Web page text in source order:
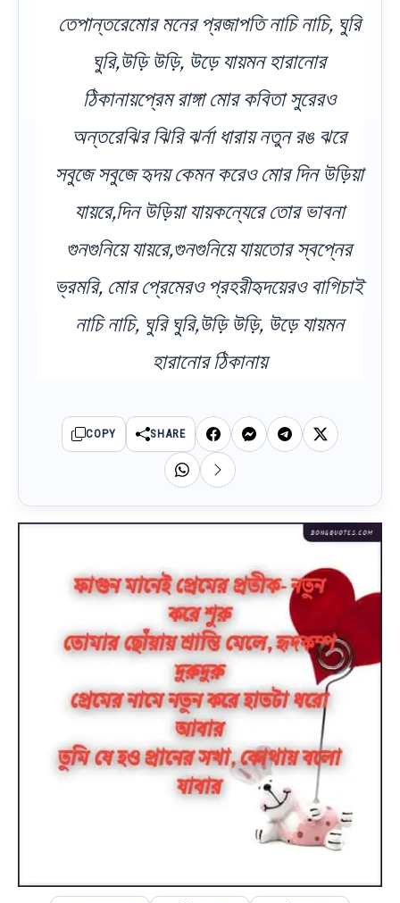
তেপান্তরেমোর মনের প্রজাপতি নাচি নাচি, ঘুরি
ঘুরি,উড়ি উড়ি, উড়ে যায়মন হারানোর
ঠিকানায়প্রেম রাঙ্গা মোর কবিতা সুরেরও
অন্তরেঝির ঝিরি ঝর্না ধারায় নতুন রঙ ঝরে
সবুজে সবুজে হৃদয় কেমন করেও মোর দিন উড়িয়া
যায়রে,দিন উড়িয়া যায়কন্যেরে তোর ভাবনা
গুনগুনিয়ে যায়রে,গুনগুনিয়ে যায়তোর স্বপ্নের
ভ্রমরি, মোর প্রেমেরও প্রহরীহৃদয়েরও বাগিচাই
নাচি নাচি, ঘুরি ঘুরি,উড়ি উড়ি, উড়ে যায়মন
হারানোর ঠিকানায়
COPY SHARE